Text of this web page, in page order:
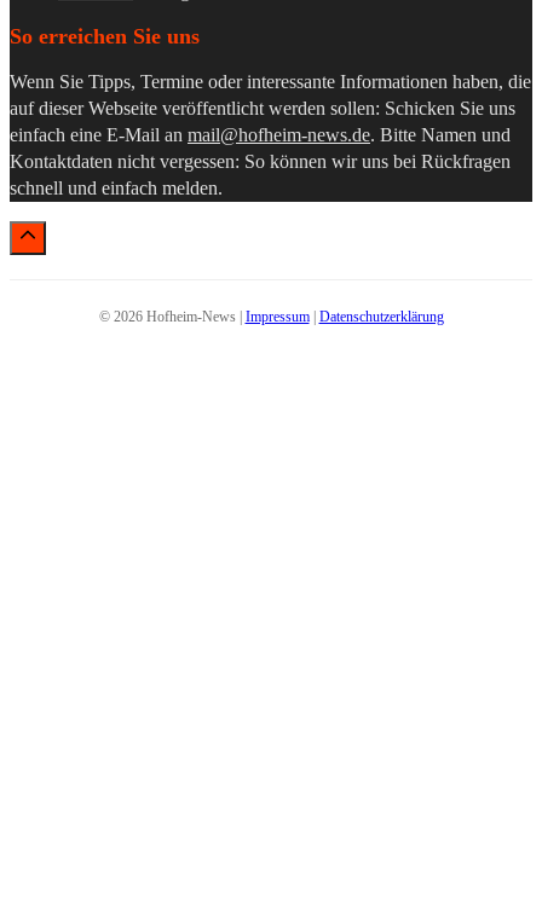
So erreichen Sie uns
Wenn Sie Tipps, Termine oder interessante Informationen haben, die
auf dieser Webseite veröffentlicht werden sollen: Schicken Sie uns
einfach eine E-Mail an mail@hofheim-news.de. Bitte Namen und
Kontaktdaten nicht vergessen: So können wir uns bei Rückfragen
schnell und einfach melden.
© 2026 Hofheim-News | Impressum| Datenschutzerklärung